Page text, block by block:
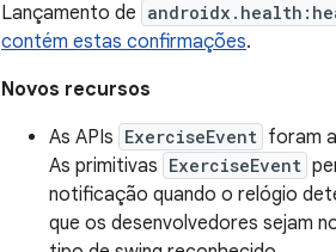
Lançamento de
contém estas confirmações.
Novos recursos
As APIs ExerciseEvent foram
As primitivas ExerciseEvent
notificação quando o relógio
que os desenvolvedores sejam